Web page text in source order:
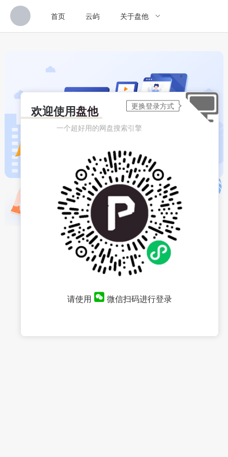
首页 云屿 关于盘他
欢迎使用盘他
一个超好用的网盘搜索引擎
请使用 微信扫码进行登录